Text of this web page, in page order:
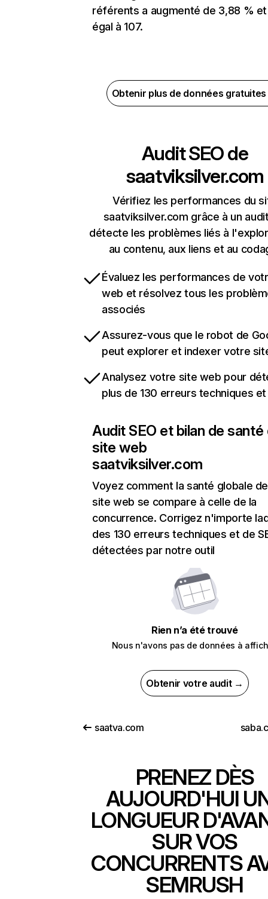
référents a augmenté de 3,88 %
égal à 107.
Obtenir plus de données
Audit SEO de
saatviksilver.com
Vérifiez les performances du
saatviksilver.com grâce à un
détecte les problèmes liés à
au contenu, aux liens et au
Évaluez les performances de
web et résolvez tous les
associés
Assurez-vous que le robot de
peut explorer et indexer votre
Analysez votre site web pour
plus de 130 erreurs techniques et
Audit SEO et bilan de santé
site web
saatviksilver.com
Voyez comment la santé globale
site web se compare à celle de la
concurrence. Corrigez n'importe
des 130 erreurs techniques et de
détectées par notre outil
Rien n’a été trouvé
Nous n'avons pas de données à
Obtenir votre audit →
saatva.com
PRENEZ DÈS
AUJOURD'HUI
LONGUEUR
SUR VOS
CONCURRENTS
SEMRUSH